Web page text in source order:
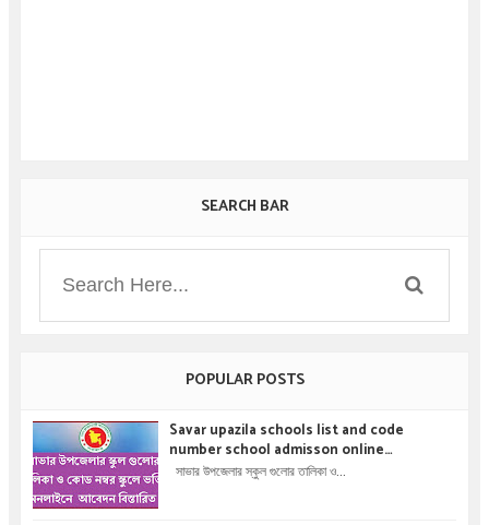
SEARCH BAR
POPULAR POSTS
Savar upazila schools list and code
number school admisson online
application details !! সাভার উপজেলার স্কুল গুলোর
সাভার উপজেলার স্কুল গুলোর তালিকা ও...